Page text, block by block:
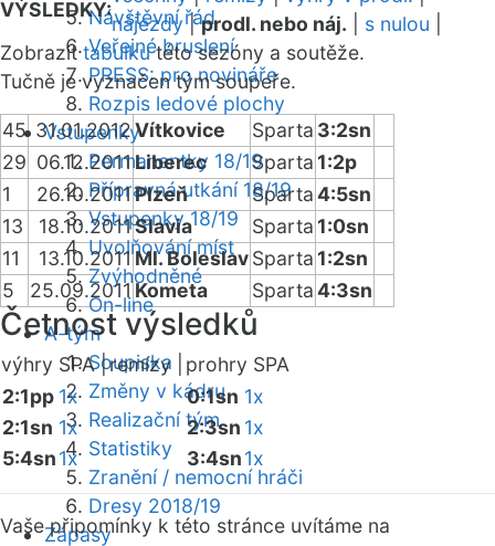
Návštěvní řád
Veřejné bruslení
PRESS: pro novináře
Rozpis ledové plochy
Vstupenky
Permanentky 18/19
Přípravná utkání 18/19
Vstupenky 18/19
Uvolňování míst
Zvýhodněné
On-line
A-tým
Soupiska
Změny v kádru
Realizační tým
Statistiky
Zranění / nemocní hráči
Dresy 2018/19
Zápasy
VÝSLEDKY:
nájezdy|prodl. nebo náj. s nulou
Zobrazittabulkutéto sezóny a soutěže.
Tučně je vyznačen tým soupeře.
45 31.01.2012Vítkovice Sparta 3:2sn
29 06.12.2011Liberec Sparta 1:2p
1
26.10.2011Plzeň Sparta4:5sn
13
18.10.2011Slavia Sparta 1:0sn
11
13.10.2011 Ml. BoleslavSparta 1:2sn
5
25.09.2011Kometa Sparta4:3sn
Četnost výsledků
výhry SPA |remízy |
prohry SPA
2:1pp 1x
2:1sn 1x
5:4sn1x
0:1sn 1x
2:3sn 1x
3:4sn1x
Vaše připomínky k této stránce uvítáme na